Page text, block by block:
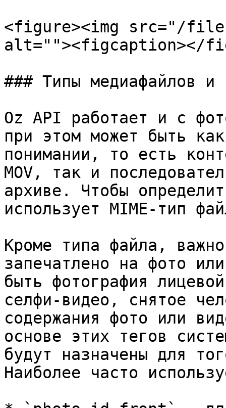
<figure><img src="/files/
alt=""><figcaption></
### Типы медиафайлов и
Oz API работает и с
при этом может быть
понимании, то есть
MOV, так и
архиве. Чтобы
использует MIME-тип
Кроме типа файла,
запечатлено на фото
быть фотография
селфи-видео, снятое
содержания фото или
основе этих тегов
будут назначены для
Наиболее часто